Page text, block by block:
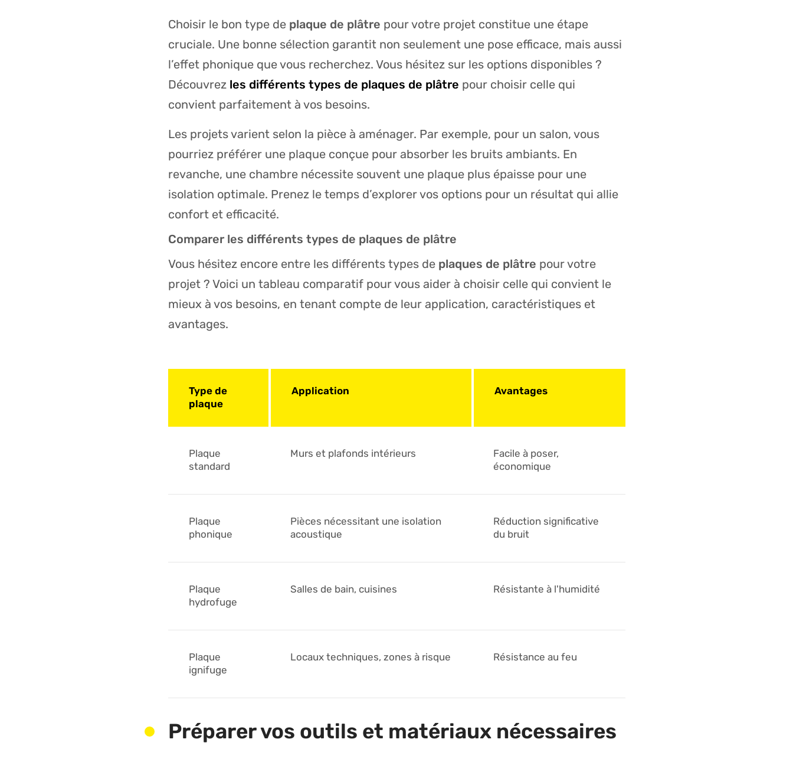
Choisir le bon type de plaque de plâtre pour votre projet constitue une étape
cruciale. Une bonne sélection garantit non seulement une pose efficace, mais aussi
l’effet phonique que vous recherchez. Vous hésitez sur les options disponibles ?
Découvrez les différents types de plaques de plâtre pour choisir celle qui
convient parfaitement à vos besoins.
Les projets varient selon la pièce à aménager. Par exemple, pour un salon, vous
pourriez préférer une plaque conçue pour absorber les bruits ambiants. En
revanche, une chambre nécessite souvent une plaque plus épaisse pour une
isolation optimale. Prenez le temps d’explorer vos options pour un résultat qui allie
confort et efficacité.
Comparer les différents types de plaques de plâtre
Vous hésitez encore entre les différents types de plaques de plâtre pour votre
projet ? Voici un tableau comparatif pour vous aider à choisir celle qui convient le
mieux à vos besoins, en tenant compte de leur application, caractéristiques et
avantages.
Type de
plaque
Application Avantages
Plaque
standard
Murs et plafonds intérieurs
Facile à poser,
économique
Plaque
phonique
Pièces nécessitant une isolation
acoustique
Réduction significative
du bruit
Plaque
hydrofuge
Salles de bain, cuisines Résistante à l'humidité
Plaque
ignifuge
Locaux techniques, zones à risque Résistance au feu
Préparer vos outils et matériaux nécessaires